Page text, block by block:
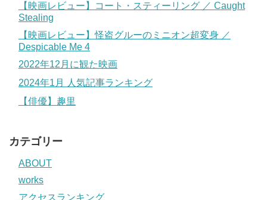
【映画レビュー】コート・スティーリング ／ Caught
Stealing
【映画レビュー】怪盗グルーのミニオン超変身 ／
Despicable Me 4
2022年12月に観た映画
2024年1月 人気記事ランキング
【俳優】趣里
カテゴリー
ABOUT
works
アクセスランキング